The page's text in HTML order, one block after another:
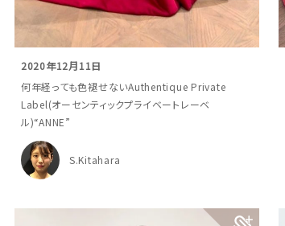
2020年12月11日
何年経っても色褪せないAuthentique Private
Label(オーセンティックプライベートレーベ
ル)“ANNE”
S.Kitahara